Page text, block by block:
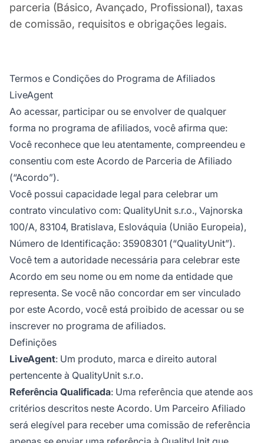
parceria (Básico, Avançado, Profissional), taxas
de comissão, requisitos e obrigações legais.
Termos e Condições do Programa de Afiliados
LiveAgent
Ao acessar, participar ou se envolver de qualquer
forma no programa de afiliados, você afirma que:
Você reconhece que leu atentamente, compreendeu e
consentiu com este Acordo de Parceria de Afiliado
(“Acordo”).
Você possui capacidade legal para celebrar um
contrato vinculativo com: QualityUnit s.r.o., Vajnorska
100/A, 83104, Bratislava, Eslováquia (União Europeia),
Número de Identificação: 35908301 (“QualityUnit”).
Você tem a autoridade necessária para celebrar este
Acordo em seu nome ou em nome da entidade que
representa. Se você não concordar em ser vinculado
por este Acordo, você está proibido de acessar ou se
inscrever no programa de afiliados.
Definições
LiveAgent: Um produto, marca e direito autoral
pertencente à QualityUnit s.r.o.
Referência Qualificada: Uma referência que atende aos
critérios descritos neste Acordo. Um Parceiro Afiliado
será elegível para receber uma comissão de referência